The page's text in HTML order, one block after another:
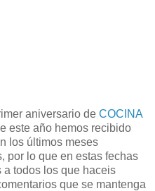
aniversario de COCINA
este año hemos recibido
los últimos meses
por lo que en estas fechas
todos los que haceis
que se mantenga